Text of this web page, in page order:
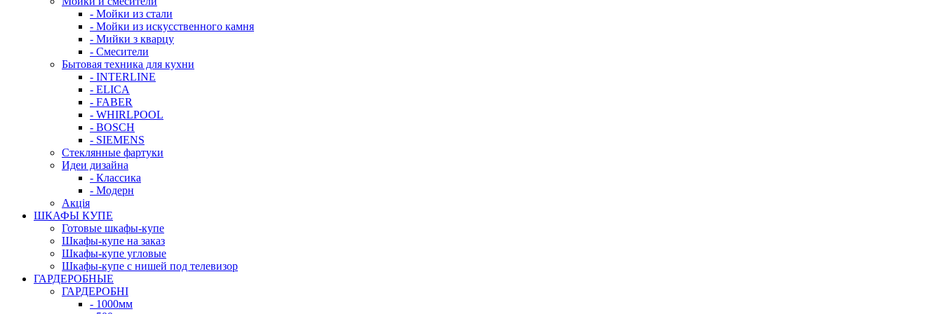
- Мойки из стали
- Мойки из искусственного камня
- Мийки з кварцу
- Смесители
Бытовая техника для кухни
- INTERLINE
- ELICA
- FABER
- WHIRLPOOL
- BOSCH
- SIEMENS
Стеклянные фартуки
Идеи дизайна
- Класcика
- Модерн
Акція
ШКАФЫ КУПЕ
Готовые шкафы-купе
Шкафы-купе на заказ
Шкафы-купе угловые
Шкафы-купе с нишей под телевизор
ГАРДЕРОБНЫЕ
ГАРДЕРОБНІ
- 1000мм